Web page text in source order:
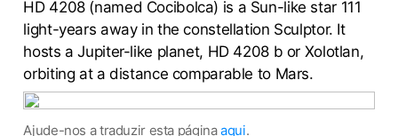
HD 4208 (named Cocibolca) is a Sun-like star 111
light-years away in the constellation Sculptor. It
hosts a Jupiter-like planet, HD 4208 b or Xolotlan,
orbiting at a distance comparable to Mars.
Ajude-nos a traduzir esta páginaaqui.